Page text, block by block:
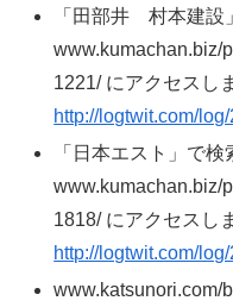
「田部井 村本建設
www.kumachan.biz/
1221/ にアクセスし
http://logtwit.com/
「日本エスト」で検
www.kumachan.biz/
1818/ にアクセスし
http://logtwit.com/
www.katsunori.com/